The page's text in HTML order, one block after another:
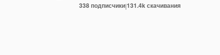
338 подписчики|131.4k скачивания